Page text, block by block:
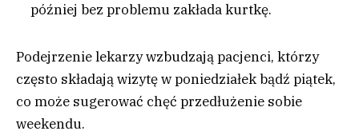
później bez problemu zakłada kurtkę.
Podejrzenie lekarzy wzbudzają pacjenci, którzy
często składają wizytę w poniedziałek bądź piątek,
co może sugerować chęć przedłużenie sobie
weekendu.